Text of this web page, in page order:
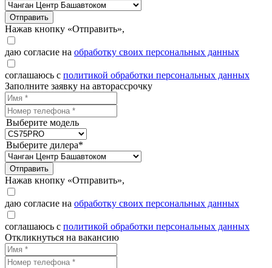
Отправить
Нажав кнопку «Отправить»,
даю согласие на обработку своих персональных данных
соглашаюсь с политикой обработки персональных данных
Заполните заявку на авторассрочку
Выберите модель
Выберите дилера*
Отправить
Нажав кнопку «Отправить»,
даю согласие на обработку своих персональных данных
соглашаюсь с политикой обработки персональных данных
Откликнуться на вакансию